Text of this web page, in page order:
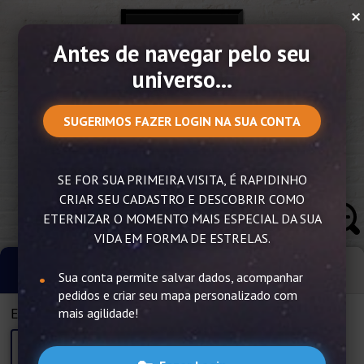
Imagem Ilustrativa
Design Tamanho
Estilo
×
Antes de navegar pelo seu
universo...
SUGERIMOS FAZER LOGIN NA SUA CONTA
SE FOR SUA PRIMEIRA VISITA, É RAPIDINHO
CRIAR SEU CADASTRO E DESCOBRIR COMO
ETERNIZAR O MOMENTO MAIS ESPECIAL DA SUA
VIDA EM FORMA DE ESTRELAS.
Sua conta permite salvar dados, acompanhar
pedidos e criar seu mapa personalizado com
mais agilidade!